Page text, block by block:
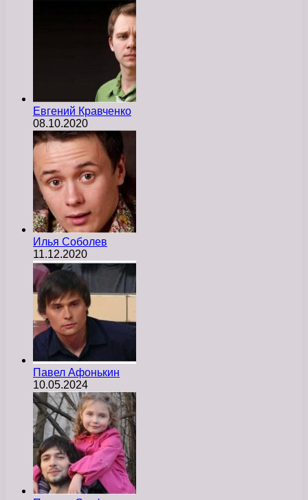
Евгений Кравченко
08.10.2020
Илья Соболев
11.12.2020
Павел Афонькин
10.05.2024